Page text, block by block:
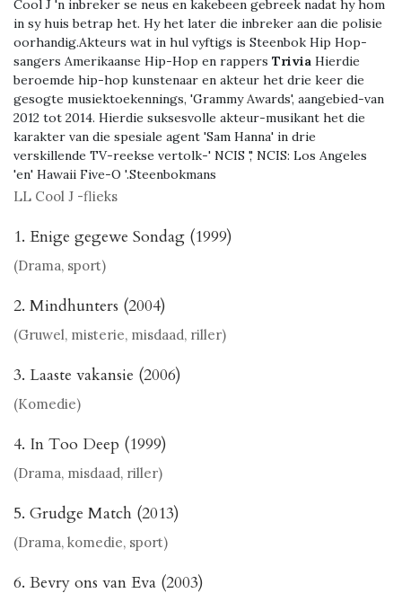
Cool J 'n inbreker se neus en kakebeen gebreek nadat hy hom
in sy huis betrap het. Hy het later die inbreker aan die polisie
oorhandig.Akteurs wat in hul vyftigs is Steenbok Hip Hop-
sangers Amerikaanse Hip-Hop en rappers Trivia Hierdie
beroemde hip-hop kunstenaar en akteur het drie keer die
gesogte musiektoekennings, 'Grammy Awards', aangebied-van
2012 tot 2014. Hierdie suksesvolle akteur-musikant het die
karakter van die spesiale agent 'Sam Hanna' in drie
verskillende TV-reekse vertolk-' NCIS ',' NCIS: Los Angeles
'en' Hawaii Five-O '.Steenbokmans
LL Cool J -flieks
1. Enige gegewe Sondag (1999)
(Drama, sport)
2. Mindhunters (2004)
(Gruwel, misterie, misdaad, riller)
3. Laaste vakansie (2006)
(Komedie)
4. In Too Deep (1999)
(Drama, misdaad, riller)
5. Grudge Match (2013)
(Drama, komedie, sport)
6. Bevry ons van Eva (2003)